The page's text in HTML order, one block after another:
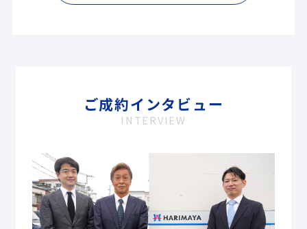
ご成約インタビュー
INTERVIEW